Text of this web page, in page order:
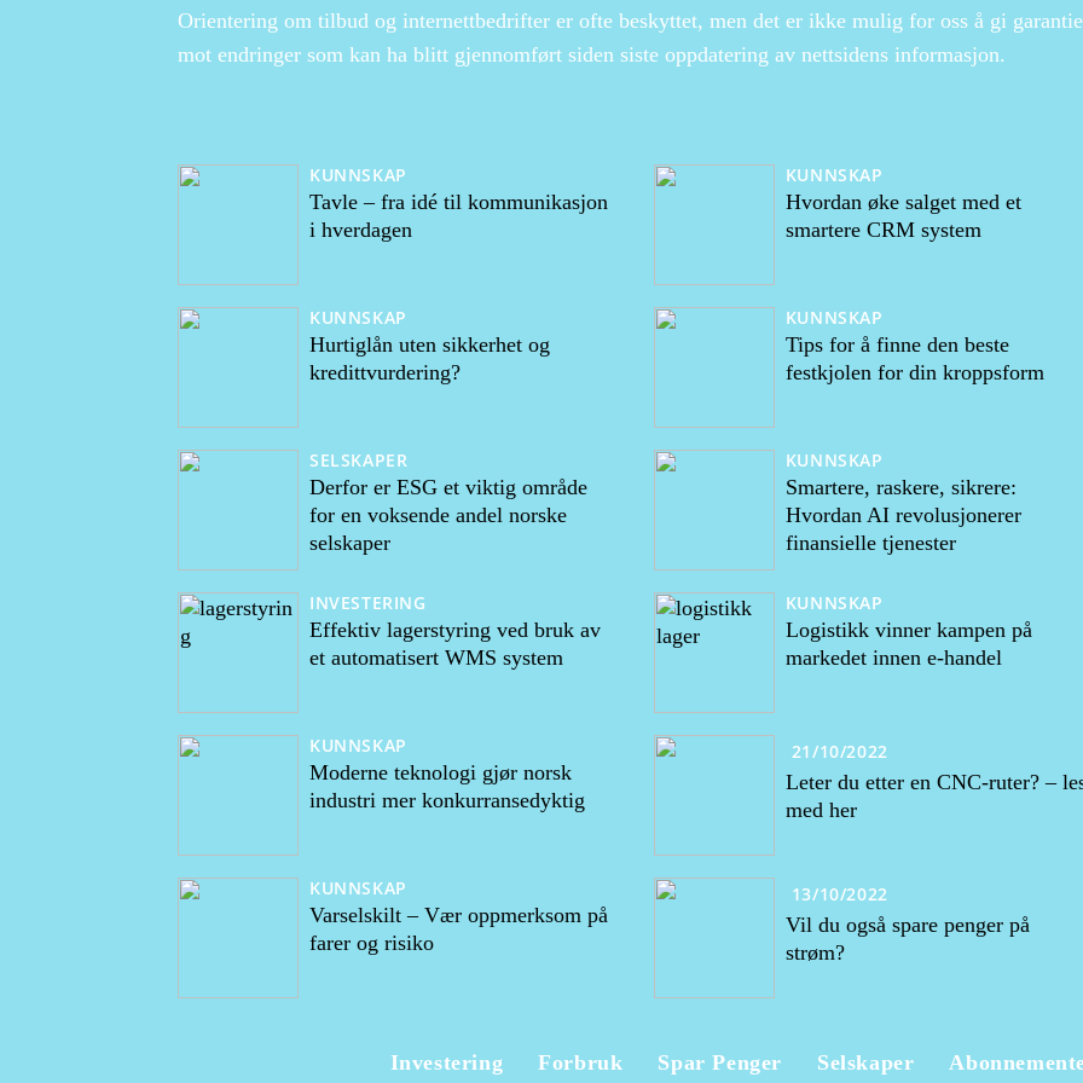
Orientering om tilbud og internettbedrifter er ofte beskyttet, men det er ikke mulig for oss å gi
mot endringer som kan ha blitt gjennomført siden siste oppdatering av nettsidens informasjon.
KUNNSKAP
Tavle – fra idé til kommunikasjon
i hverdagen
KUNNSKAP
Hurtiglån uten sikkerhet og
kredittvurdering?
SELSKAPER
Derfor er ESG et viktig område
for en voksende andel norske
selskaper
INVESTERING
Effektiv lagerstyring ved bruk av
et automatisert WMS system
KUNNSKAP
Moderne teknologi gjør norsk
industri mer konkurransedyktig
KUNNSKAP
Varselskilt – Vær oppmerksom på
farer og risiko
KUNNSKAP
Hvordan øke salget med et
smartere CRM system
KUNNSKAP
Tips for å finne den beste
festkjolen for din kroppsform
KUNNSKAP
Smartere, raskere, sikrere:
Hvordan AI revolusjonerer
finansielle tjenester
KUNNSKAP
Logistikk vinner kampen på
markedet innen e-handel
21/10/2022
Leter du etter en CNC-ruter? –
med her
13/10/2022
Vil du også spare penger på
strøm?
Investering Forbruk Spar Penger Selskaper